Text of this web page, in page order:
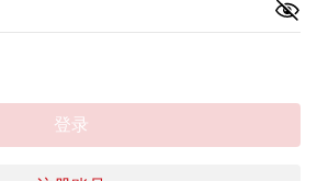
登录